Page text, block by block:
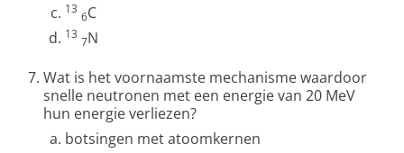
13
6C
13
7N
Wat is het voornaamste mechanisme waardoor
snelle neutronen met een energie van 20 MeV
hun energie verliezen?
botsingen met atoomkernen